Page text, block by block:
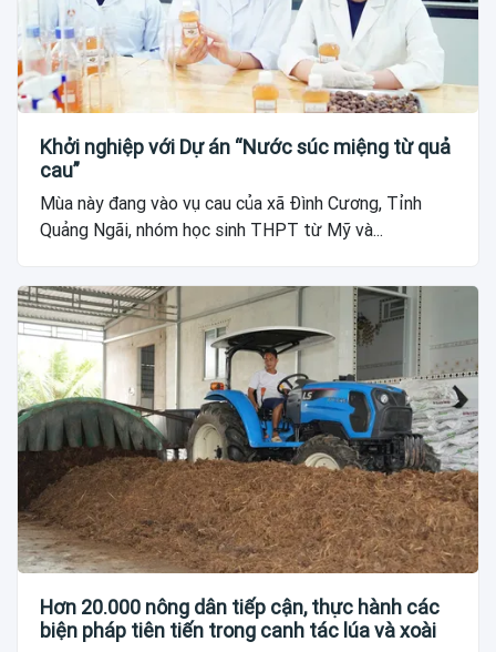
Khởi nghiệp với Dự án “Nước súc miệng từ quả
cau”
Mùa này đang vào vụ cau của xã Đình Cương, Tỉnh
Quảng Ngãi, nhóm học sinh THPT từ Mỹ và...
Hơn 20.000 nông dân tiếp cận, thực hành các
biện pháp tiên tiến trong canh tác lúa và xoài